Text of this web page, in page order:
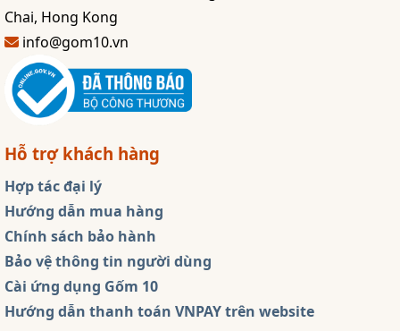
Chai, Hong Kong
info@gom10.vn
Hỗ trợ khách hàng
Hợp tác đại lý
Hướng dẫn mua hàng
Chính sách bảo hành
Bảo vệ thông tin người dùng
Cài ứng dụng Gốm 10
Hướng dẫn thanh toán VNPAY trên website